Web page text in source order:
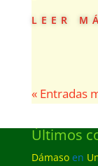
leer
« Entradas
Últimos
Dámasoen